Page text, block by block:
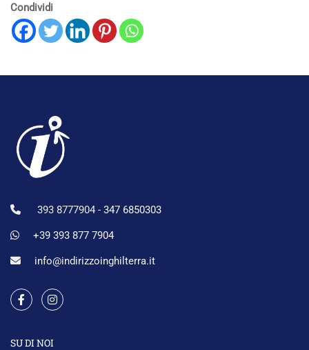
Condividi
393 8777904 - 347 6850303
+39 393 877 7904
info@indirizzoinghilterra.it
SU DI NOI